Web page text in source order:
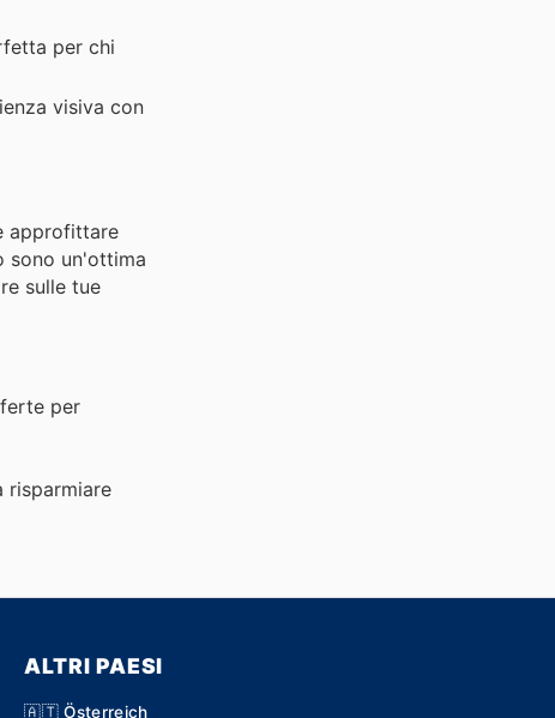
per chi
visiva con
approfittare
sono un'ottima
sulle tue
per
risparmiare
ALTRI PAESI
🇦🇹 Österreich